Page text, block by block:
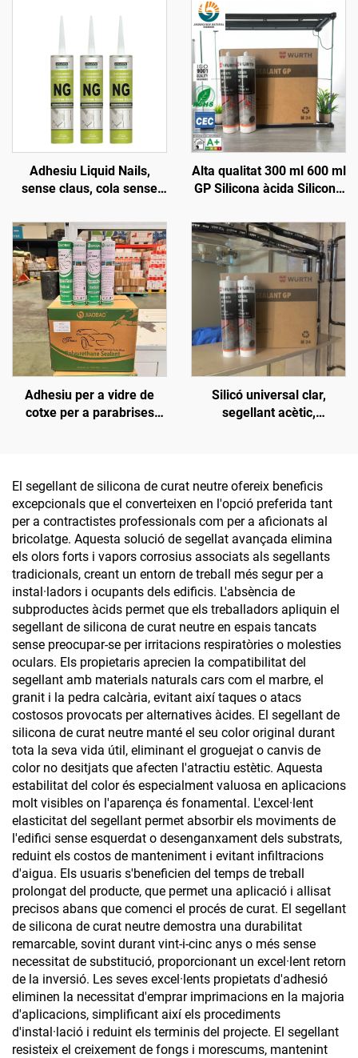
Adhesiu Liquid Nails,
sense claus, cola sense
Alta qualitat 300 ml 600 ml
GP Silicona àcida Silicona
Wacker Qualitat Adhesiu
monocomponent Preu
Adhesiu per a vidre de
cotxe per a parabrises
d'aigua, poliuretà fort,
negre
Silicó universal clar,
segellant acètic,
El segellant de silicona de curat neutre ofereix beneficis
excepcionals que el converteixen en l'opció preferida tant
per a contractistes professionals com per a aficionats al
bricolatge. Aquesta solució de segellat avançada elimina
els olors forts i vapors corrosius associats als segellants
tradicionals, creant un entorn de treball més segur per a
instal·ladors i ocupants dels edificis. L'absència de
subproductes àcids permet que els treballadors apliquin el
segellant de silicona de curat neutre en espais tancats
sense preocupar-se per irritacions respiratòries o molesties
oculars. Els propietaris aprecien la compatibilitat del
segellant amb materials naturals cars com el marbre, el
granit i la pedra calcària, evitant així taques o atacs
costosos provocats per alternatives àcides. El segellant de
silicona de curat neutre manté el seu color original durant
tota la seva vida útil, eliminant el groguejat o canvis de
color no desitjats que afecten l'atractiu estètic. Aquesta
estabilitat del color és especialment valuosa en aplicacions
molt visibles on l'aparença és fonamental. L'excel·lent
elasticitat del segellant permet absorbir els moviments de
l'edifici sense esquerdat o desenganxament dels substrats,
reduint els costos de manteniment i evitant infiltracions
d'aigua. Els usuaris s'beneficien del temps de treball
prolongat del producte, que permet una aplicació i allisat
precisos abans que comenci el procés de curat. El segellant
de silicona de curat neutre demostra una durabilitat
remarcable, sovint durant vint-i-cinc anys o més sense
necessitat de substitució, proporcionant un excel·lent retorn
de la inversió. Les seves excel·lents propietats d'adhesió
eliminen la necessitat d'emprar imprimacions en la majoria
d'aplicacions, simplificant així els procediments
d'instal·lació i reduint els terminis del projecte. El segellant
resisteix el creixement de fongs i morescums, mantenint